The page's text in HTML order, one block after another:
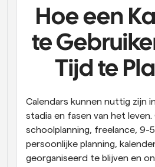
Supercharged planning
Workflow
Blog
Blijf op de hoogte van het
Instant Vergaderingen
Ontmoet cliënten binnen
Dynamische Groep Links
Boek naadloos
Hoe een
te
Tijd te
Calendars kunnen nuttig zijn
stadia en fasen van het
schoolplanning, freelance, 9-
persoonlijke planning,
georganiseerd te blijven en